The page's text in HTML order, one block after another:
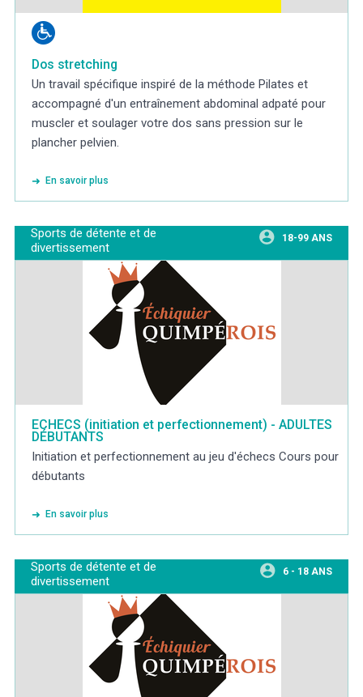
Dos stretching
Un travail spécifique inspiré de la méthode Pilates et
accompagné d'un entraînement abdominal adpaté pour
muscler et soulager votre dos sans pression sur le
plancher pelvien.
En savoir plus
Sports de détente et de
divertissement
18-99 ANS
ECHECS (initiation et perfectionnement) - ADULTES
DÉBUTANTS
Initiation et perfectionnement au jeu d'échecs Cours pour
débutants
En savoir plus
Sports de détente et de
divertissement
6 - 18 ANS